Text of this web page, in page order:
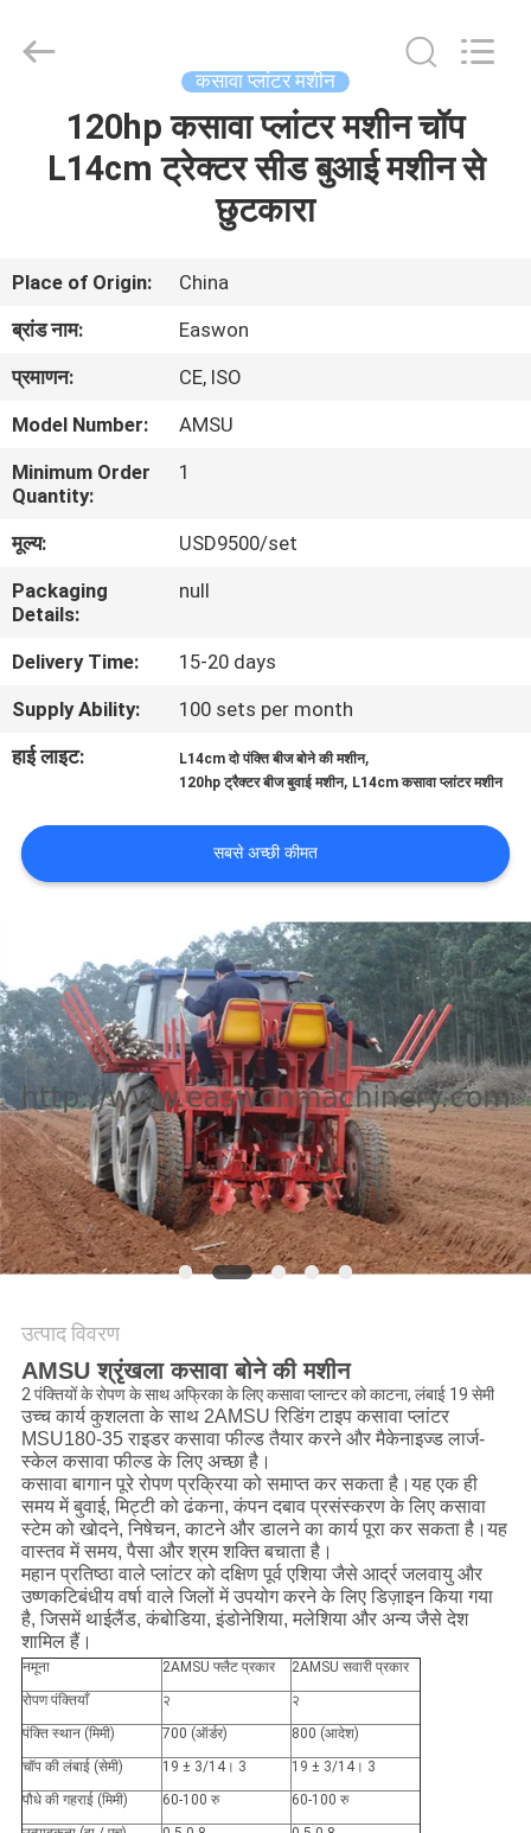
हमारे
बारे
में
कारखाना
भ्रमण
गुणवत्ता
नियंत्रण
संपर्क
करें
एक
विनती
करे
साइटमैप
PRIVACY
POLICY
Export
कसावा प्लांटर मशीन
120hp कसावा प्लांटर मशीन चॉप
L14cm ट्रेक्टर सीड बुआई मशीन से
छुटकारा
Place of Origin:
China
ब्रांड नाम:
Easwon
प्रमाणन:
CE, ISO
Model Number:
AMSU
Minimum Order
Quantity:
1
मूल्य:
USD9500/set
Packaging
Details:
null
Delivery Time:
15-20 days
Supply Ability:
100 sets per month
हाई लाइट:
L14cm दो पंक्ति बीज बोने की मशीन,
120hp ट्रैक्टर बीज बुवाई मशीन, L14cm कसावा प्लांटर मशीन
सबसे अच्छी कीमत
उत्पाद विवरण
AMSU श्रृंखला कसावा बोने की मशीन
2 पंक्तियों के रोपण के साथ अफ्रिका के लिए कसावा प्लान्टर को काटना, लंबाई 19 सेमी
उच्च कार्य कुशलता के साथ 2AMSU रिडिंग टाइप कसावा प्लांटर
MSU180-35 राइडर कसावा फील्ड तैयार करने और मैकेनाइज्ड लार्ज-
स्केल कसावा फील्ड के लिए अच्छा है।
कसावा बागान पूरे रोपण प्रक्रिया को समाप्त कर सकता है।यह एक ही
समय में बुवाई, मिट्टी को ढंकना, कंपन दबाव प्रसंस्करण के लिए कसावा
स्टेम को खोदने, निषेचन, काटने और डालने का कार्य पूरा कर सकता है।यह
वास्तव में समय, पैसा और श्रम शक्ति बचाता है।
महान प्रतिष्ठा वाले प्लांटर को दक्षिण पूर्व एशिया जैसे आर्द्र जलवायु और
उष्णकटिबंधीय वर्षा वाले जिलों में उपयोग करने के लिए डिज़ाइन किया गया
है, जिसमें थाईलैंड, कंबोडिया, इंडोनेशिया, मलेशिया और अन्य जैसे देश
शामिल हैं।
नमूना 2AMSU फ्लैट प्रकार
2AMSU सवारी प्रकार
रोपण पंक्तियाँ
२
२
पंक्ति स्थान (मिमी)
700 (ऑर्डर)
800 (आदेश)
चॉप की लंबाई (सेमी)
19 ± 3/14। 3
19 ± 3/14। 3
पौधे की गहराई (मिमी)
60-100 रु
60-100 रु